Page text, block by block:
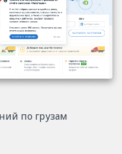
по грузам